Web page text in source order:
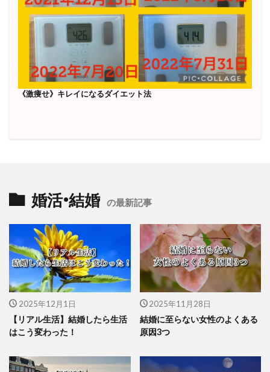
《激痩せ》キレイになるダイエット法
婚活•結婚 の最新記事
2025年12月1日
【リアル生活】結婚したら生活
はこう変わった！
2025年11月28日
結婚に至らない女性のよくある
原因3つ